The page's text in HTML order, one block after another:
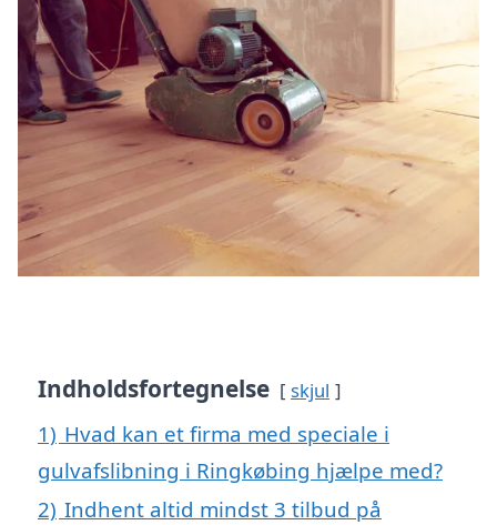
Indholdsfortegnelse skjul
1) Hvad kan et firma med speciale i
gulvafslibning i Ringkøbing hjælpe med?
2) Indhent altid mindst 3 tilbud på